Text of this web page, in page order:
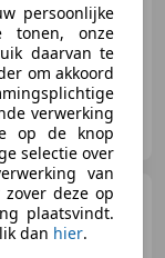
Long Range 78
| Trekhaak |
persoonlijke
tonen, onze
daarvan te
om akkoord
verwerking
op de knop
selectie over
van
deze op
plaatsvindt.
dan hier.